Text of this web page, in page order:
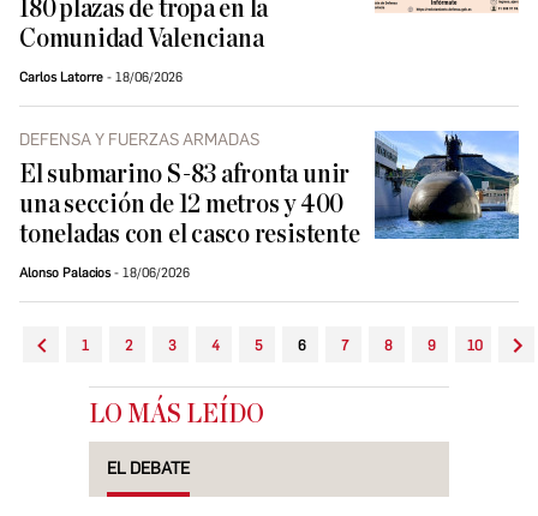
180 plazas de tropa en la
Comunidad Valenciana
Carlos Latorre 18/06/2026
DEFENSA Y FUERZAS ARMADAS
El submarino S-83 afronta unir
una sección de 12 metros y 400
toneladas con el casco resistente
Alonso Palacios 18/06/2026
1 2 3 4 5 6 7 8 9 10
LO MÁS LEÍDO
EL DEBATE